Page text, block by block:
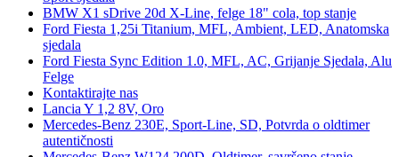
BMW X1 sDrive 20d X-Line, felge 18" cola, top stanje
Ford Fiesta 1,25i Titanium, MFL, Ambient, LED, Anatomska
sjedala
Ford Fiesta Sync Edition 1.0, MFL, AC, Grijanje Sjedala, Alu
Felge
Kontaktirajte nas
Lancia Y 1,2 8V, Oro
Mercedes-Benz 230E, Sport-Line, SD, Potvrda o oldtimer
autentičnosti